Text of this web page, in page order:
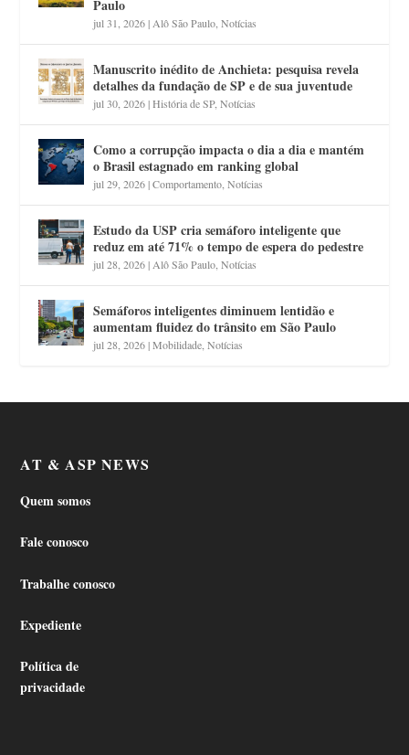
Paulo
jul 31, 2026| Alô São Paulo ,Notícias
Manuscrito inédito de Anchieta: pesquisa revela
detalhes da fundação de SP e de sua juventude
jul 30, 2026|História de SP,Notícias
Como a corrupção impacta o dia a dia e mantém
o Brasil estagnado em ranking global
jul 29, 2026|Comportamento ,Notícias
Estudo da USP cria semáforo inteligente que
reduz em até 71% o tempo de espera do pedestre
jul 28, 2026| Alô São Paulo ,Notícias
Semáforos inteligentes diminuem lentidão e
aumentam fluidez do trânsito em São Paulo
jul 28, 2026|Mobilidade ,Notícias
AT & ASP NEWS
Quem somos
Fale conosco
Trabalhe conosco
Expediente
Política de
privacidade